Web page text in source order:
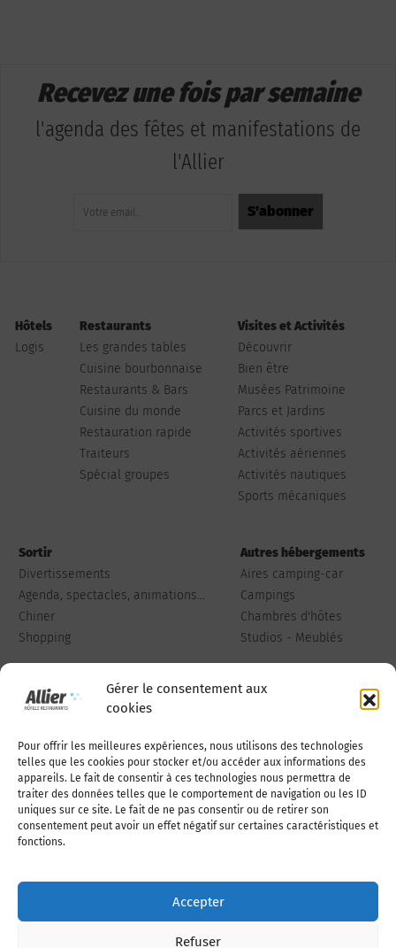
Gérer le consentement aux
cookies
Pour offrir les meilleures expériences, nous utilisons des technologies
telles que les cookies pour stocker et/ou accéder aux informations des
appareils. Le fait de consentir à ces technologies nous permettra de
traiter des données telles que le comportement de navigation ou les ID
uniques sur ce site. Le fait de ne pas consentir ou de retirer son
consentement peut avoir un effet négatif sur certaines caractéristiques et
fonctions.
Accepter
Refuser
Recevez une fois par semaine
l'agenda des fêtes et manifestations de
l'Allier
Hôtels
Logis
Restaurants
Les grandes tables
Cuisine bourbonnaise
Restaurants & Bars
Cuisine du monde
Restauration rapide
Traiteurs
Spécial groupes
Visites et Activités
Découvrir
Bien être
Musées Patrimoine
Parcs et Jardins
Activités sportives
Activités aériennes
Activités nautiques
Sports mécaniques
Sortir
Divertissements
Agenda, spectacles, animations...
Chiner
Shopping
Autres hébergements
Aires camping-car
Campings
Chambres d'hôtes
Studios - Meublés
Qui sommes-nous Publiez votre annonce
Adhérer à l’association Nous contacter
Politique de cookies (UE)